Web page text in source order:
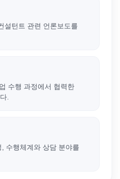
설턴트 관련 언론보도를
수행 과정에서 협력한
.
수행체계와 상담 분야를